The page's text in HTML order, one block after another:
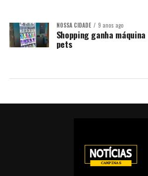
NOSSA CIDADE 9 anos ago
Shopping ganha
pets